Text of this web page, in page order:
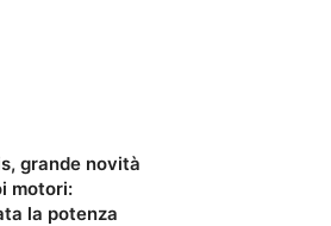
grande novità
motori:
la potenza